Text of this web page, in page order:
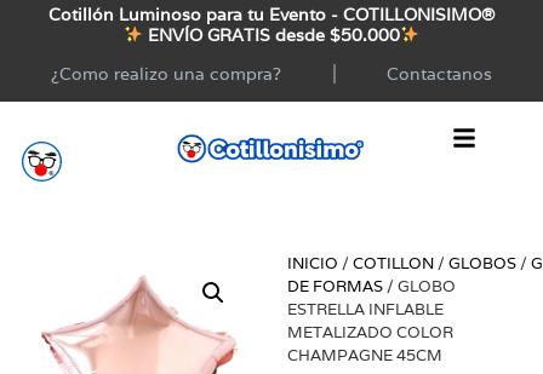
Cotillón Luminoso para tu Evento - COTILLONISIMO®
ENVÍO GRATIS desde $50.000
¿Como realizo una compra?
Contactanos
INICIO /COTILLON /GLOBOS /
DE FORMAS / GLOBO
ESTRELLA INFLABLE
METALIZADO COLOR
CHAMPAGNE 45CM